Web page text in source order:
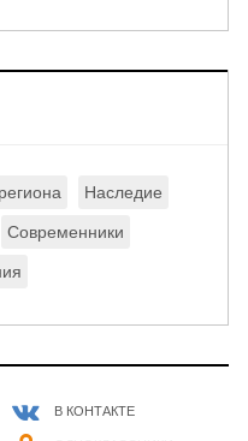
Наследие
Современники
В КОНТАКТЕ